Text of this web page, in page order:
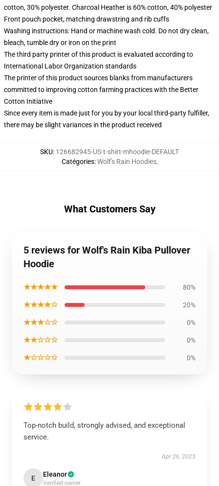
cotton, 30% polyester. Charcoal Heather is 60% cotton, 40% polyester
Front pouch pocket, matching drawstring and rib cuffs
Washing instructions: Hand or machine wash cold. Do not dry clean,
bleach, tumble dry or iron on the print
The third party printer of this product is evaluated according to
International Labor Organization standards
The printer of this product sources blanks from manufacturers
committed to improving cotton farming practices with the Better
Cotton Initiative
Since every item is made just for you by your local third-party fulfiller,
there may be slight variances in the product received
SKU: 126682945-US-t-shirt-mhoodie-DEFAULT
Catégories:Wolf's Rain Hoodies,
What Customers Say
5 reviews for Wolf's Rain Kiba Pullover
Hoodie
★★★★★ 80%
★★★★☆ 20%
★★★☆☆ 0%
★★☆☆☆ 0%
★☆☆☆☆ 0%
Top-notch build, strongly advised, and exceptional
service.
Apr 26, 2025
E Eleanor
Verified owner